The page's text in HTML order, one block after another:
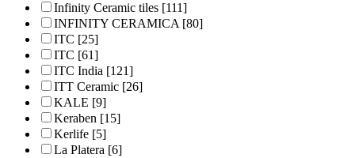
Infinity Ceramic tiles [111]
INFINITY CERAMICA[80]
ITC [25]
ITC [61]
ITC India [121]
ITT Ceramic [26]
KALE [9]
Keraben [15]
Kerlife [5]
La Platera [6]